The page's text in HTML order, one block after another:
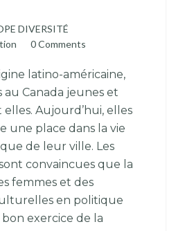
DIVERSITÉ
0 Comments
latino-américaine,
au Canada jeunes et
Aujourd’hui, elles
une place dans la vie
de leur ville. Les
convaincues que la
femmes et des
en politique
exercice de la